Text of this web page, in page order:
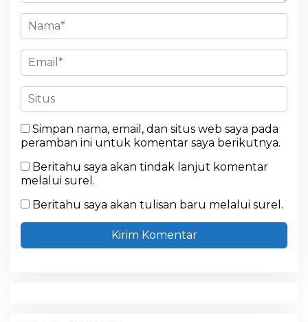
Simpan nama, email, dan situs web saya pada
peramban ini untuk komentar saya berikutnya.
Beritahu saya akan tindak lanjut komentar
melalui surel.
Beritahu saya akan tulisan baru melalui surel.